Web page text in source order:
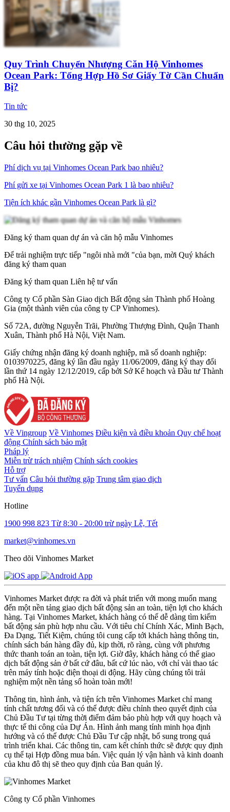
Quy Trình Chuyển Nhượng Căn Hộ Vinhomes
Ocean Park: Tổng Hợp Hồ Sơ Giấy Tờ Cần Chuẩn
Bị?
Tin tức
30 thg 10, 2025
Câu hỏi thường gặp về
Phí dịch vụ tại Vinhomes Ocean Park bao nhiêu?
Phí gửi xe tại Vinhomes Ocean Park 1 là bao nhiêu?
Tiện ích khác gần Vinhomes Ocean Park là gì?
Đăng ký tham quan dự án và căn hộ mẫu Vinhomes
Để trải nghiệm trực tiếp "ngôi nhà mới "của bạn, mời Quý khách
đăng ký tham quan
Đăng ký tham quan Liên hệ tư vấn
Công ty Cổ phần Sàn Giao dịch Bất động sản Thành phố Hoàng
Gia (một thành viên của công ty CP Vinhomes).
Số 72A, đường Nguyễn Trãi, Phường Thượng Đình, Quận Thanh
Xuân, Thành phố Hà Nội, Việt Nam.
Giấy chứng nhận đăng ký doanh nghiệp, mã số doanh nghiệp:
0103970225, đăng ký lần đầu ngày 11/06/2009, đăng ký thay đổi
lần thứ 14 ngày 12/12/2019, cấp bởi Sở Kế hoạch và Đầu tư Thành
phố Hà Nội.
Về Vingroup Về Vinhomes Điều kiện và điều khoản Quy chế hoạt
động Chính sách bảo mật
Pháp lý
Miễn trừ trách nhiệm Chính sách cookies
Hỗ trợ
Tư vấn Câu hỏi thường gặp Trung tâm giao dịch
Tuyển dụng
Hotline
1900 998 823 Từ 8:30 - 20:00 trừ ngày Lễ, Tết
market@vinhomes.vn
Theo dõi Vinhomes Market
Vinhomes Market được ra đời và phát triển với mong muốn mang
đến một nền tảng giao dịch bất động sản an toàn, tiện lợi cho khách
hàng. Tại Vinhomes Market, khách hàng có thể dễ dàng tìm kiếm
bất động sản phù hợp nhu cầu. Với tiêu chí Chính Xác, Minh Bạch,
Đa Dạng, Tiết Kiệm, chúng tôi cung cấp tới khách hàng thông tin,
chính sách bán hàng đầy đủ, kịp thời, rõ ràng, cùng với phương
thức thanh toán an toàn, tiện lợi. Giờ đây, khách hàng có thể giao
dịch bất động sản ở bất cứ đâu, bất cứ lúc nào, với chỉ vài thao tác
trên máy tính hoặc điện thoại di động. Hãy cùng chúng tôi trải
nghiệm một nền tảng số hoàn toàn mới!
Thông tin, hình ảnh, và tiện ích trên Vinhomes Market chỉ mang
tính chất tương đối và có thể được điều chỉnh theo quyết định của
Chủ Đầu Tư tại từng thời điểm đảm bảo phù hợp với quy hoạch và
thực tế thi công của Dự Án. Hình ảnh mang tính minh họa định
hướng và có thể được Chủ Đầu Tư cập nhật, bổ sung trong quá
trình triển khai. Các thông tin, cam kết chính thức sẽ được quy định
cụ thể tại Hợp đồng mua bán. Việc quản lý vận hành và kinh doanh
của khu đô thị sẽ theo quy định của Ban quản lý.
Công ty Cổ phần Vinhomes